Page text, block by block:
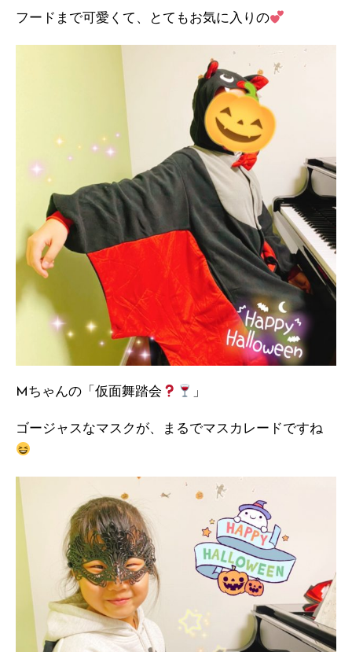
フードまで可愛くて、とてもお気に入りの
Mちゃんの「仮面舞踏会 」
ゴージャスなマスクが、まるでマスカレードですね